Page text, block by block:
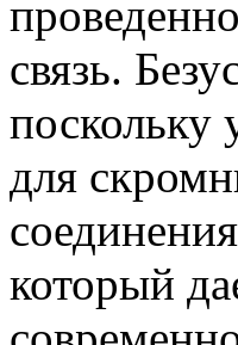
связь.
поскольку
для
который